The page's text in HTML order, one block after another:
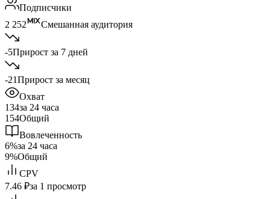
Подписчики
2 252
Смешанная аудитория
-5Прирост за 7 дней
-21Прирост за месяц
Охват
134за 24 часа
154Общий
Вовлеченность
6%за 24 часа
9%Общий
CPV
7.46 ₽за 1 просмотр